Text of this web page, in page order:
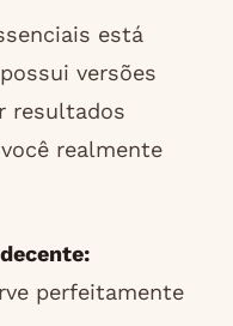
está
versões
resultados
realmente
perfeitamente